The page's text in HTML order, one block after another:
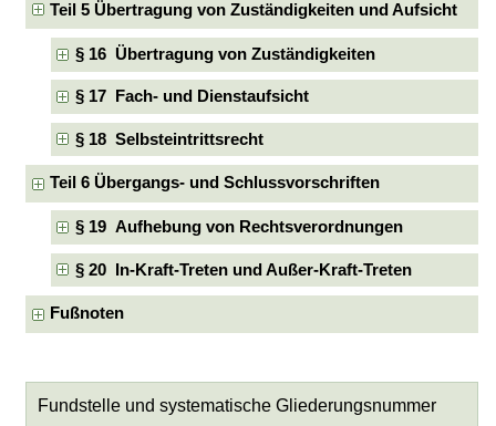
Teil 5 Übertragung von Zuständigkeiten und Aufsicht
§ 16 Übertragung von Zuständigkeiten
§ 17 Fach- und Dienstaufsicht
§ 18 Selbsteintrittsrecht
Teil 6 Übergangs- und Schlussvorschriften
§ 19 Aufhebung von Rechtsverordnungen
§ 20 In-Kraft-Treten und Außer-Kraft-Treten
Fußnoten
Fundstelle und systematische Gliederungsnummer